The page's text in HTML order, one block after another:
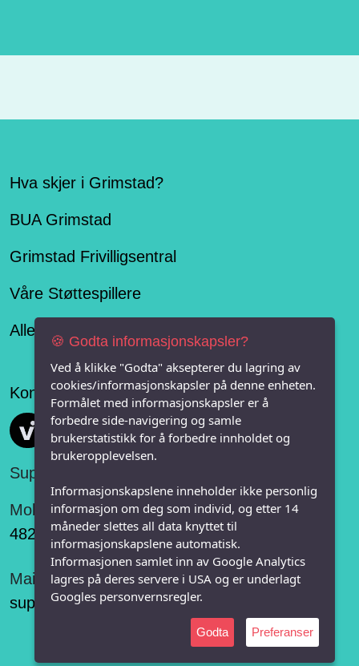
Hva skjer i Grimstad?
BUA Grimstad
Grimstad Frivilligsentral
Våre Støttespillere
Alle lag og organisasjoner
Konseptet er levert av
Vi FRITID
Support:
Mobil:
482 75 848
Mail:
support@vifritid.no
🍪 Godta informasjonskapsler?
Ved å klikke "Godta" aksepterer du lagring av
cookies/informasjonskapsler på denne enheten.
Formålet med informasjonskapsler er å
forbedre side-navigering og samle
brukerstatistikk for å forbedre innholdet og
brukeropplevelsen.
Informasjonskapslene inneholder ikke personlig
informasjon om deg som individ, og etter 14
måneder slettes all data knyttet til
informasjonskapslene automatisk.
Informasjonen samlet inn av Google Analytics
lagres på deres servere i USA og er underlagt
Googles personvernsregler.
Godta Preferanser